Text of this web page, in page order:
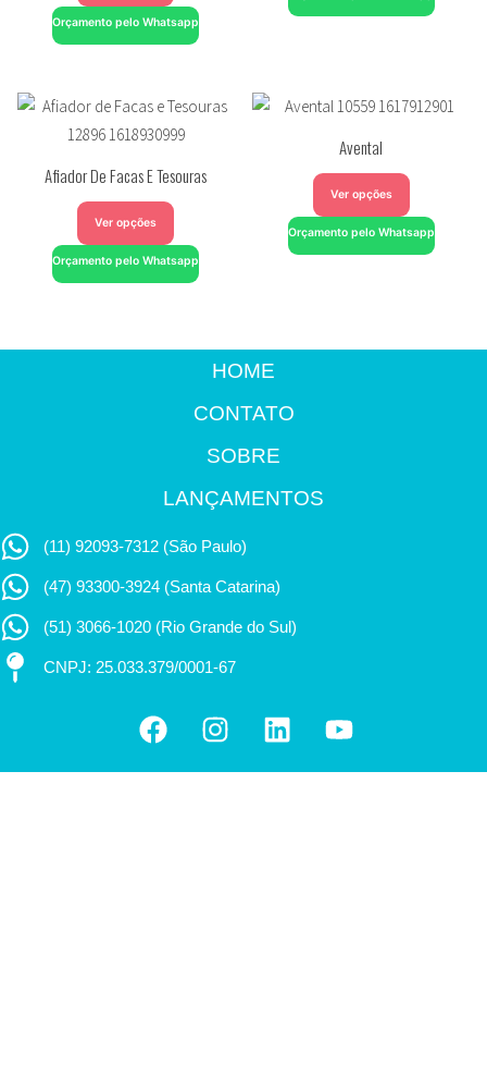
Orçamento pelo Whatsapp
Afiador De Facas E Tesouras
Ver opções
Orçamento pelo Whatsapp
Avental
Ver opções
Orçamento pelo Whatsapp
HOME
CONTATO
SOBRE
LANÇAMENTOS
(11) 92093-7312 (São Paulo)
(47) 93300-3924 (Santa Catarina)
(51) 3066-1020 (Rio Grande do Sul)
CNPJ: 25.033.379/0001-67